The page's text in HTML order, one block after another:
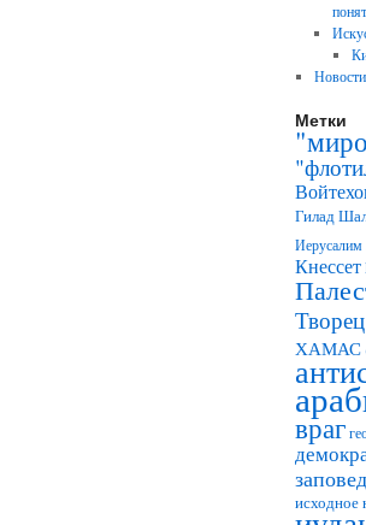
Новости
Метки
Гилад
Иерусалим
Кнессет
Творец
ХАМАС
враг
исходное